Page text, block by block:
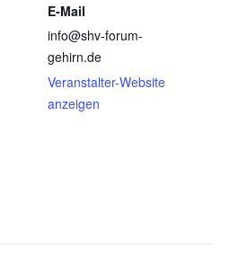
E-Mail
info@shv-forum-
gehirn.de
Veranstalter-Website
anzeigen